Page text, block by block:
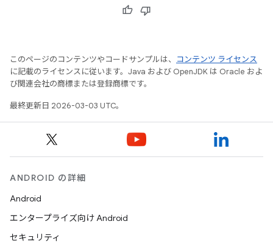
このページのコンテンツやコードサンプルは、
コンテンツ ライセンス
に記載のライセンスに従います。Java および OpenJDK は Oracle およ
び関連会社の商標または登録商標です。
最終更新日 2026-03-03 UTC。
ANDROID の詳細
Android
エンタープライズ向け Android
セキュリティ